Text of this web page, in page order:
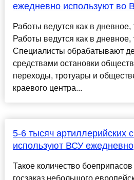
ежедневно используют во
Работы ведутся как в
Работы ведутся как в
Специалисты обрабатывают
средствами остановки
переходы, тротуары и
краевого центра...
5-6 тысяч артиллерийских
используют ВСУ
Такое количество